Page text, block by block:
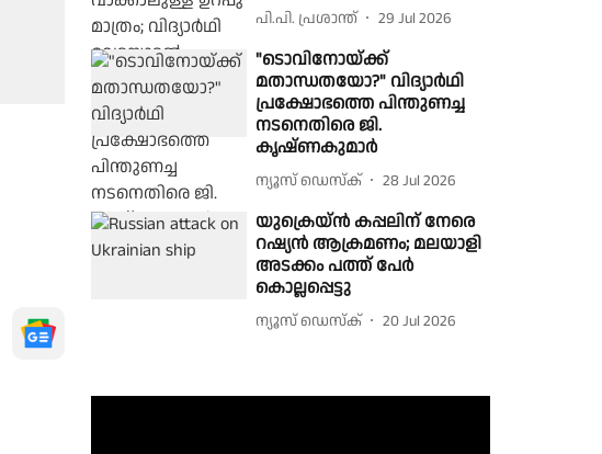
പി.പി. പ്രശാന്ത് 29 Jul 2026
"ടൊവിനോയ്‌ക്ക്
മതാന്ധതയോ?" വിദ്യാർഥി
പ്രക്ഷോഭത്തെ പിന്തുണച്ച
നടനെതിരെ ജി.
കൃഷ്ണകുമാർ
ന്യൂസ് ഡെസ്ക് 28 Jul 2026
യുക്രെയ്ന്‍ കപ്പലിന് നേരെ
റഷ്യന്‍ ആക്രമണം; മലയാളി
അടക്കം പത്ത് പേർ
കൊല്ലപ്പെട്ടു
ന്യൂസ് ഡെസ്ക് 20 Jul 2026